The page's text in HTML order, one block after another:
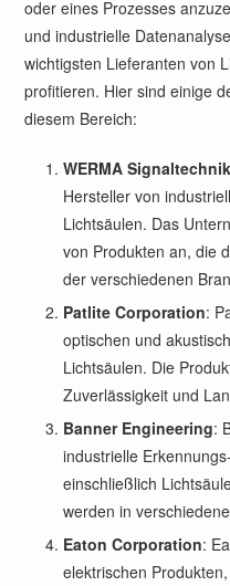
oder eines Prozesses
und industrielle
wichtigsten Lieferanten von
profitieren. Hier sind einige
diesem Bereich:
WERMA Signaltechnik
Hersteller von
Lichtsäulen. Das
von Produkten an, die
der verschiedenen
Patlite Corporation:
optischen und
Lichtsäulen. Die
Zuverlässigkeit und
Banner Engineering:
industrielle
einschließlich
werden in
Eaton Corporation:
elektrischen